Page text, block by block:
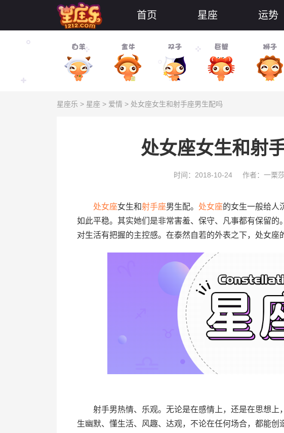
首页 星座 运势
星座乐 > 星座 > 爱情 > 处女座女生和射手座男生配吗
处女座女生和射
时间：2018-10-24 作者：一栗
处女座女生和射手座男生配。 处女座的女生一般给人
如此平稳。其实她们是非常害羞、保守、凡事都有保留
对生活有把握的主控感。在泰然自若的外表之下，处女座
射手男热情、乐观。无论是在感情上，还是在思想上
生幽默、懂生活、风趣、达观，不论在任何场合，都能